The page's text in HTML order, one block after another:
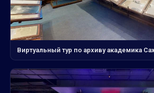
Виртуальный тур по архиву академика